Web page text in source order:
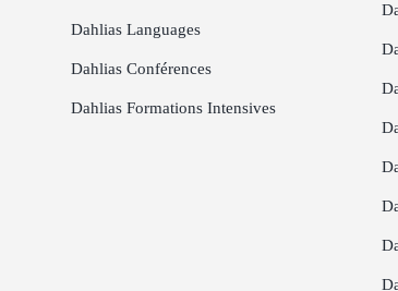
Dahlias Languages
Dahlias Conférences
Dahlias Formations Intensives